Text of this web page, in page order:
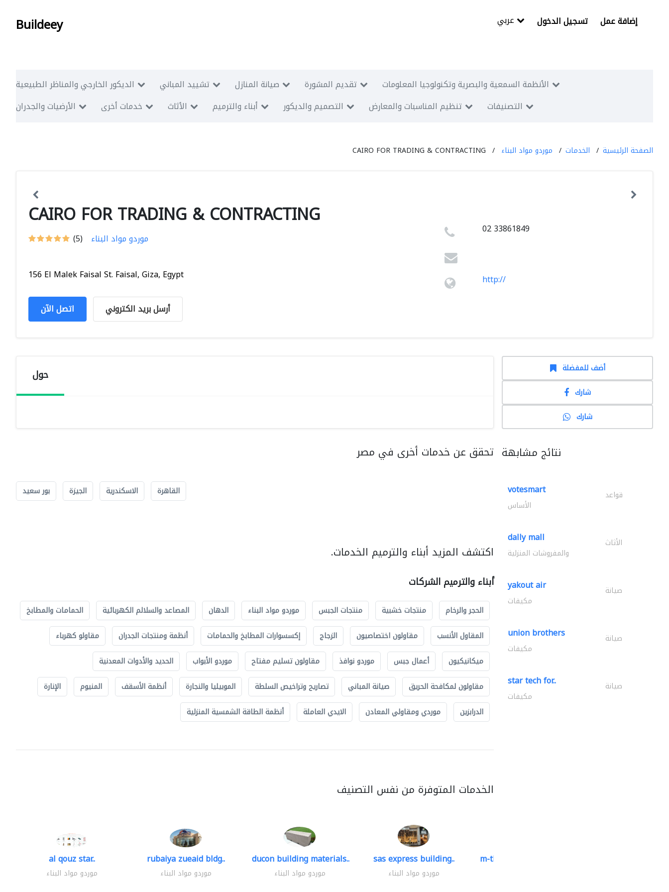
Buildeey تسجيل الدخول إضافة عمل
الديكور الخارجي والمناظر الطبيعية تشييد المباني صيانة المنازل تقديم المشورة
الأنظمة السمعية والبصرية وتكنولوجيا المعلومات
الأرضيات والجدران
خدمات أخرى الأثاث أبناء والترميم التصميم والديكور تنظيم المناسبات والمعارض التصنيفات
الصفحة الرئيسية الخدمات موردو مواد البناء CAIRO FOR TRADING & CONTRACTING
CAIRO FOR TRADING & CONTRACTING
(5) موردو مواد البناء
156 El Malek Faisal St. Faisal, Giza, Egypt
اتصل الآن أرسل بريد الكتروني
02 33861849
http://
حول
تحقق عن خدمات أخرى في مصر
القاهرة الاسكندرية الجيزة بور سعيد
اكتشف المزيد أبناء والترميم الخدمات.
أبناء والترميم الشركات
الحجر والرخام منتجات خشبية منتجات الجبس موردو مواد البناء الدهان المصاعد والسلالم الكهربائية
الحمامات والمطابخ
المقاول الأنسب
مقاولون اختصاصيون الزجاج إكسسوارات المطابخ والحمامات أنظمة ومنتجات الجدران
مقاولو كهرباء
ميكانيكيون
أعمال جبس موردو نوافذ مقاولون تسليم مفتاح موردو الأبواب
الحديد والأدوات المعدنية
مقاولون لمكافحة الحريق
صيانة المباني تصاريح وتراخيص السلطة الموبيليا والنجارة أنظمة الأسقف المنيوم
الإنارة
الدرابزين
موردي ومقاولي المعادن الايدي العاملة أنظمة الطاقة الشمسية المنزلية
الخدمات المتوفرة من نفس التصنيف
al qouz star..
موردو مواد البناء
rubaiya zueaid bldg..
موردو مواد البناء
ducon building materials..
موردو مواد البناء
sas express building..
موردو مواد البناء
m-three building materials
أضف للمفضلة
شارك
شارك
نتائج مشابهة
votesmart قواعد
الأساس
dally mall الأثاث
والمفروشات المنزلية
yakout air صيانة
مكيفات
union brothers صيانة
مكيفات
star tech for.. صيانة
مكيفات